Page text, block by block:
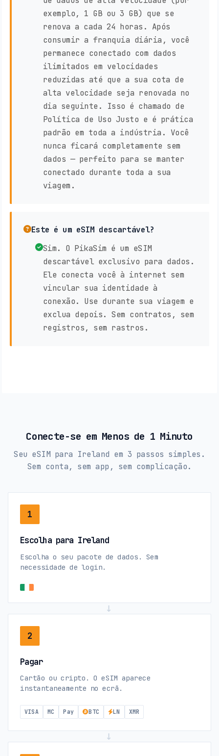
exemplo, 1 GB ou 3 GB) que se
renova a cada 24 horas. Após
consumir a franquia diária, você
permanece conectado com dados
ilimitados em velocidades
reduzidas até que a sua cota de
alta velocidade seja renovada no
dia seguinte. Isso é chamado de
Política de Uso Justo e é prática
padrão em toda a indústria. Você
nunca ficará completamente sem
dados — perfeito para se manter
conectado durante toda a sua
viagem.
Este é um eSIM descartável?
Sim. O PikaSim é um eSIM
descartável exclusivo para dados.
Ele conecta você à internet sem
vincular sua identidade à
conexão. Use durante sua viagem e
exclua depois. Sem contratos, sem
registros, sem rastros.
Conecte-se em Menos de 1 Minuto
Seu eSIM para Ireland em 3 passos simples.
Sem conta, sem app, sem complicação.
1
Escolha para Ireland
Escolha o seu pacote de dados. Sem
necessidade de login.
2
Pagar
Cartão ou cripto. O eSIM aparece
instantaneamente no ecrã.
VISA MC Pay BTC LN XMR
→